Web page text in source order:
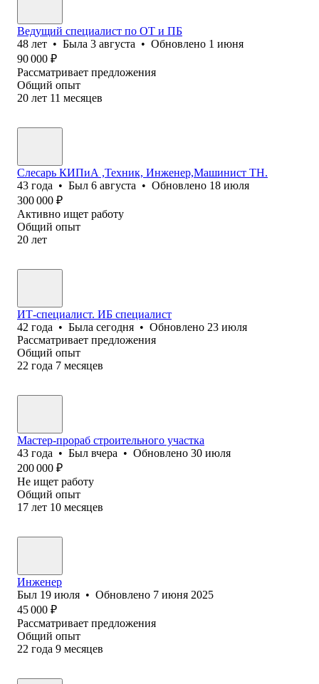
Ведущий специалист по ОТ и ПБ
48 лет • Была 3 августа • Обновлено 1 июня
90 000 ₽
Рассматривает предложения
Общий опыт
20 лет 11 месяцев
Слесарь КИПиА ,Техник, Инженер,Машинист ТН.
43 года • Был 6 августа • Обновлено 18 июля
300 000 ₽
Активно ищет работу
Общий опыт
20 лет
ИТ-специалист. ИБ специалист
42 года • Была сегодня • Обновлено 23 июля
Рассматривает предложения
Общий опыт
22 года 7 месяцев
Мастер-прораб строительного участка
43 года • Был вчера • Обновлено 30 июля
200 000 ₽
Не ищет работу
Общий опыт
17 лет 10 месяцев
Инженер
Был 19 июля • Обновлено 7 июня 2025
45 000 ₽
Рассматривает предложения
Общий опыт
22 года 9 месяцев